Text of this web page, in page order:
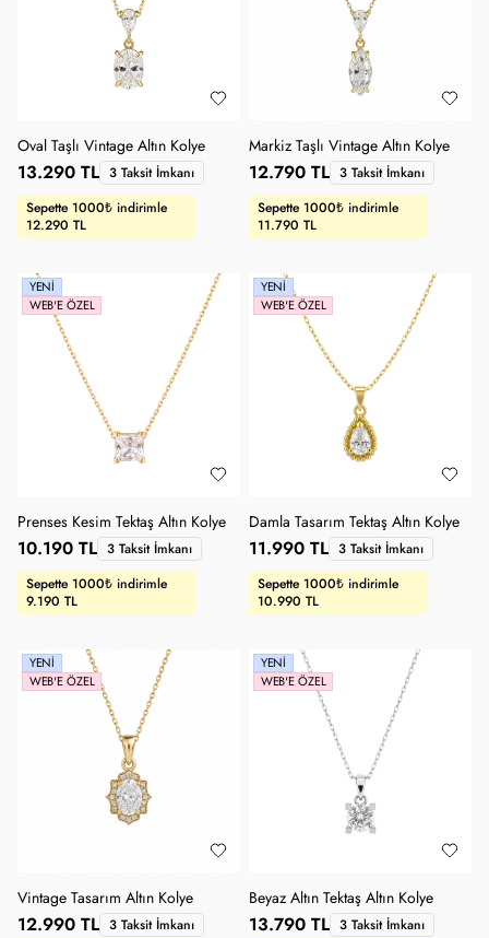
Oval Taşlı Vintage Altın Kolye
Sepette 1000₺ indirimle
12.290 TL
13.290 TL 3 Taksit İmkanı
Markiz Taşlı Vintage Altın Kolye
Sepette 1000₺ indirimle
11.790 TL
12.790 TL 3 Taksit İmkanı
YENI
WEB'E ÖZEL
Prenses Kesim Tektaş Altın Kolye
Sepette 1000₺ indirimle
9.190 TL
10.190 TL 3 Taksit İmkanı
YENI
WEB'E ÖZEL
Damla Tasarım Tektaş Altın Kolye
Sepette 1000₺ indirimle
10.990 TL
11.990 TL 3 Taksit İmkanı
YENI
WEB'E ÖZEL
Vintage Tasarım Altın Kolye
12.990 TL 3 Taksit İmkanı
YENI
WEB'E ÖZEL
Beyaz Altın Tektaş Altın Kolye
13.790 TL 3 Taksit İmkanı